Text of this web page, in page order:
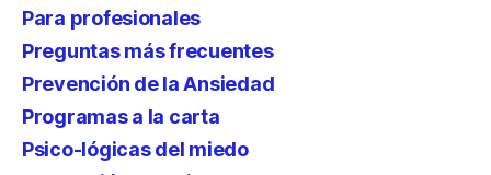
Para profesionales
Preguntas más frecuentes
Prevención de la Ansiedad
Programas a la carta
Psico-lógicas del miedo